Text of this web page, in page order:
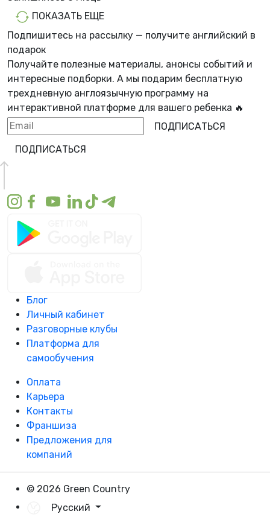
ПОКАЗАТЬ ЕЩЕ
Подпишитесь на рассылку — получите английский в
подарок
Получайте полезные материалы, анонсы событий и
интересные подборки. А мы подарим бесплатную
трехдневную англоязычную программу на
интерактивной платформе для вашего ребенка 🔥
ПОДПИСАТЬСЯ
ПОДПИСАТЬСЯ
Блог
Личный кабинет
Разговорные клубы
Платформа для
самообучения
Оплата
Карьера
Контакты
Франшиза
Предложения для
компаний
© 2026 Green Country
Русский